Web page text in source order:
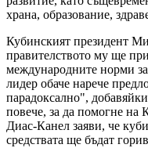
храна, образование,
Кубинският президент
правителството му ще
международните норми
лидер обаче нарече
парадоксално",
повече, за да помогне на
Диас-Канел заяви, че
средствата ще бъдат